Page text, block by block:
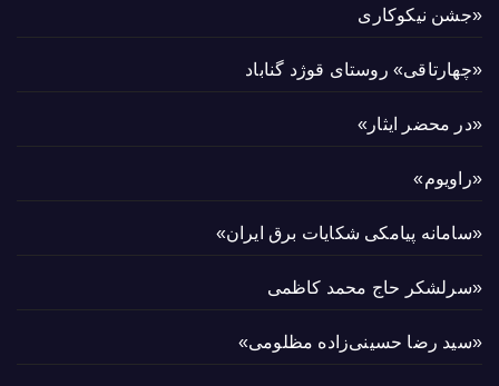
«جشن نیکوکاری
«چهارتاقی» روستای قوژد گناباد
«در محضر ایثار»
«راویوم»
«سامانه پیامکی شکایات برق ایران»
«سرلشکر حاج محمد کاظمی
«سید رضا حسینی‌زاده مظلومی»